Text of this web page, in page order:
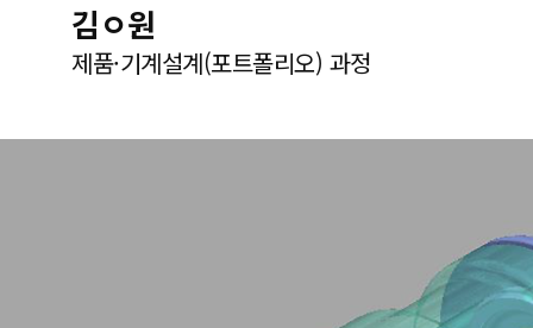
김ㅇ원
제품·기계설계(포트폴리오) 과정